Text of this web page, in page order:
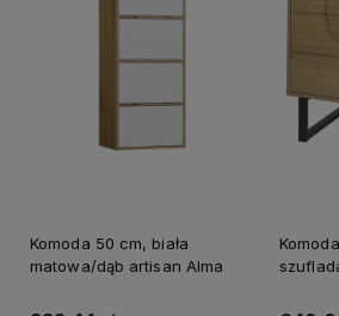
Komoda 50 cm, biała
matowa/dąb artisan Alma